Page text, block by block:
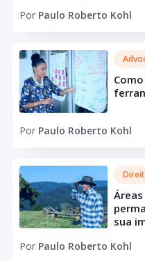
Por Paulo Roberto Kohl
Por Paulo Roberto Kohl
sua
Por Paulo Roberto Kohl